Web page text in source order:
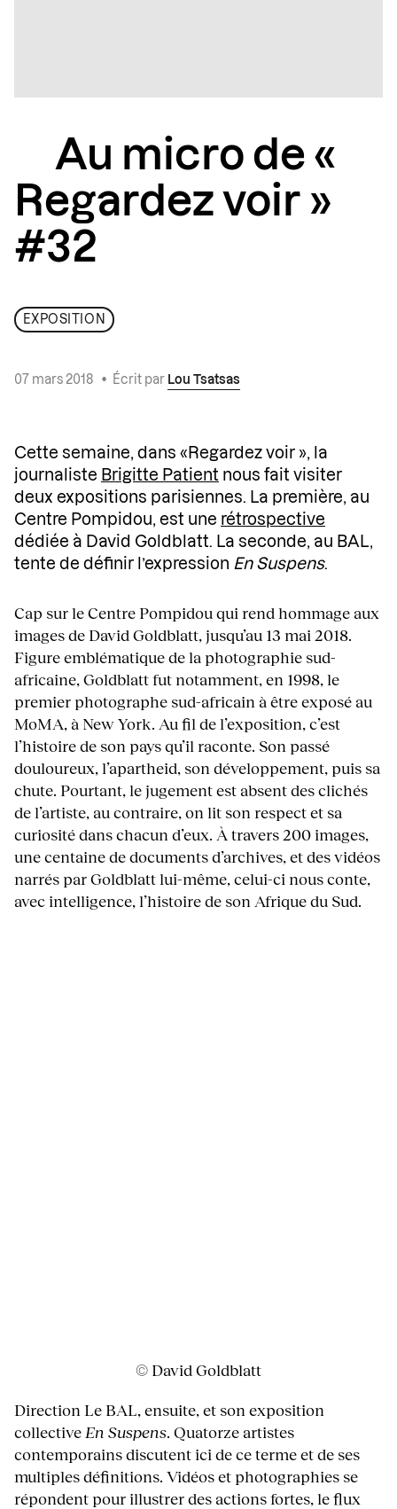
Au micro de «
Regardez voir »
#32
EXPOSITION
07 mars 2018 • Écrit par Lou Tsatsas
Cette semaine, dans «Regardez voir », la
journaliste Brigitte Patient nous fait visiter
deux expositions parisiennes. La première, au
Centre Pompidou, est une rétrospective
dédiée à David Goldblatt. La seconde, au BAL,
tente de définir l’expression En Suspens.
Cap sur le Centre Pompidou qui rend hommage aux
images de David Goldblatt, jusqu’au 13 mai 2018.
Figure emblématique de la photographie sud-
africaine, Goldblatt fut notamment, en 1998, le
premier photographe sud-africain à être exposé au
MoMA, à New York. Au fil de l’exposition, c’est
l’histoire de son pays qu’il raconte. Son passé
douloureux, l’apartheid, son développement, puis sa
chute. Pourtant, le jugement est absent des clichés
de l’artiste, au contraire, on lit son respect et sa
curiosité dans chacun d’eux. À travers 200 images,
une centaine de documents d’archives, et des vidéos
narrés par Goldblatt lui-même, celui-ci nous conte,
avec intelligence, l’histoire de son Afrique du Sud.
© David Goldblatt
Direction Le BAL, ensuite, et son exposition
collective En Suspens. Quatorze artistes
contemporains discutent ici de ce terme et de ses
multiples définitions. Vidéos et photographies se
répondent pour illustrer des actions fortes, le flux